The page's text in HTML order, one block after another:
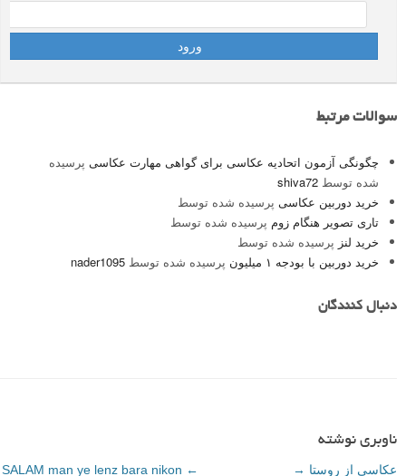
سوالات مرتبط
چگونگی آزمون اتحادیه عکاسی برای گواهی مهارت عکاسی پرسیده
شده توسط shiva72
خرید دوربین عکاسی پرسیده شده توسط
تاری تصویر هنگام زوم پرسیده شده توسط
خرید لنز پرسیده شده توسط
خرید دوربین با بودجه ۱ میلیون
پرسیده شده توسط nader1095
دنبال کنندگان
ناوبری نوشته
←
SALAM man ye lenz bara nikon عکاسی از روستا →